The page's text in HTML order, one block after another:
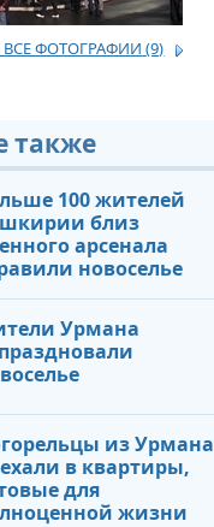
ВСЕ ФОТОГРАФИИ (9)
также
100 жителей
близ
арсенала
новоселье
Урмана
из Урмана
в квартиры,
для
жизни